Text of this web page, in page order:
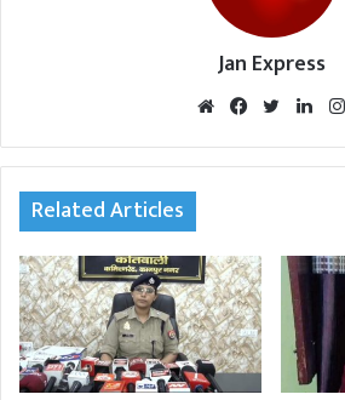
Jan Express
We
te
Fac
oo
Twi
r
Lin
In
Related Articles